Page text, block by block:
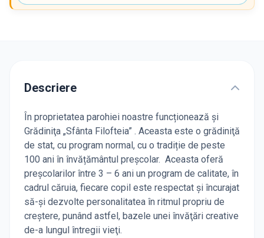
Descriere
În proprietatea parohiei noastre funcționează și
Grădiniţa „Sfânta Filofteia” . Aceasta este o grădiniţă
de stat, cu program normal, cu o tradiție de peste
100 ani în învățământul preșcolar. Aceasta oferă
preşcolarilor între 3 – 6 ani un program de calitate, în
cadrul căruia, fiecare copil este respectat şi încurajat
să-şi dezvolte personalitatea în ritmul propriu de
creştere, punând astfel, bazele unei învăţări creative
de-a lungul întregii vieţi.